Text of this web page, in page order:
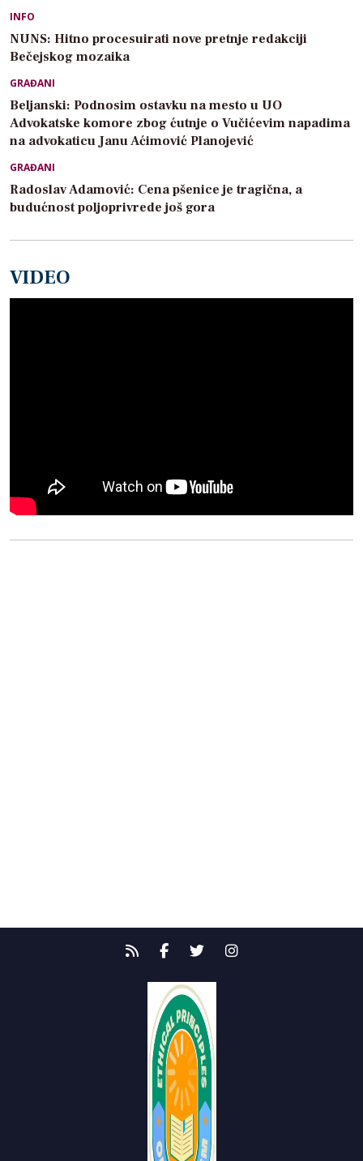
INFO
NUNS: Hitno procesuirati nove pretnje redakciji
Bečejskog mozaika
GRAĐANI
Beljanski: Podnosim ostavku na mesto u UO
Advokatske komore zbog ćutnje o Vučićevim napadima
na advokaticu Janu Aćimović Planojević
GRAĐANI
Radoslav Adamović: Cena pšenice je tragična, a
budućnost poljoprivrede još gora
VIDEO